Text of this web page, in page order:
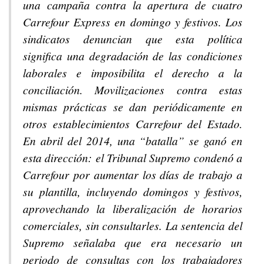
una campaña contra la apertura de cuatro
Carrefour Express en domingo y festivos. Los
sindicatos denuncian que esta política
significa una degradación de las condiciones
laborales e imposibilita el derecho a la
conciliación. Movilizaciones contra estas
mismas prácticas se dan periódicamente en
otros establecimientos Carrefour del Estado.
En abril del 2014, una “batalla” se ganó en
esta dirección: el Tribunal Supremo condenó a
Carrefour por aumentar los días de trabajo a
su plantilla, incluyendo domingos y festivos,
aprovechando la liberalización de horarios
comerciales, sin consultarles. La sentencia del
Supremo señalaba que era necesario un
periodo de consultas con los trabajadores